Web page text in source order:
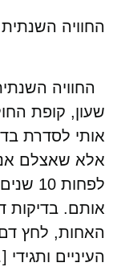
החוויה
החוויה
שעון, קופת
אותי לסדרת
אלא שאצלם
אותם. בדיקות
האחות, לחץ
העיניים